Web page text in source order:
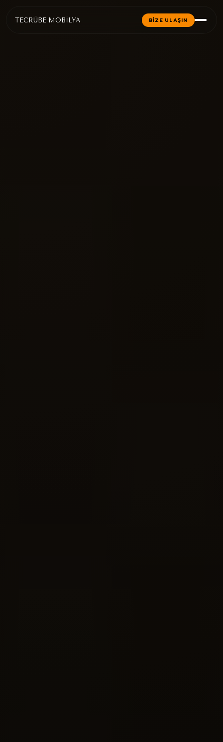
TECRÜBE MOBİLYA BİZE ULAŞIN